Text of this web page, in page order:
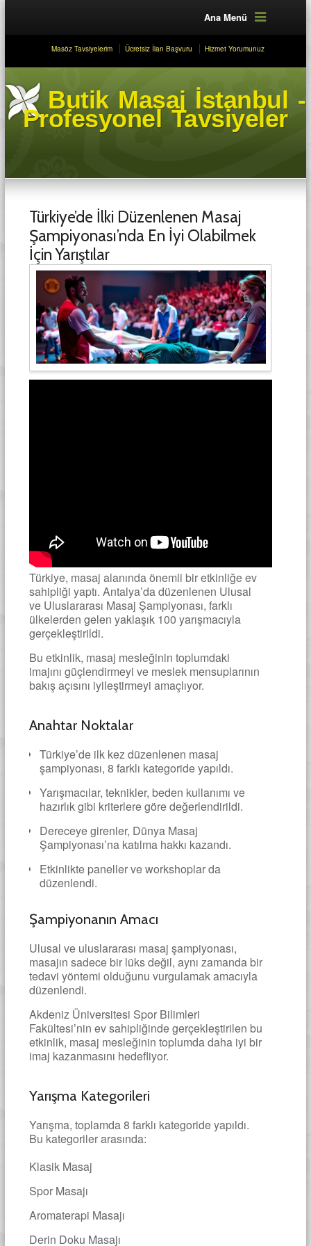
Ana Menü
Masöz Tavsiyelerim Ücretsiz İlan Başvuru Hizmet Yorumunuz
Butik Masaj İstanbul -
Profesyonel Tavsiyeler
Türkiye’de İlki Düzenlenen Masaj
Şampiyonası’nda En İyi Olabilmek
İçin Yarıştılar
Türkiye, masaj alanında önemli bir etkinliğe ev
sahipliği yaptı. Antalya’da düzenlenen Ulusal
ve Uluslararası Masaj Şampiyonası, farklı
ülkelerden gelen yaklaşık 100 yarışmacıyla
gerçekleştirildi.
Bu etkinlik, masaj mesleğinin toplumdaki
imajını güçlendirmeyi ve meslek mensuplarının
bakış açısını iyileştirmeyi amaçlıyor.
Anahtar Noktalar
Türkiye’de ilk kez düzenlenen masaj
şampiyonası, 8 farklı kategoride yapıldı.
Yarışmacılar, teknikler, beden kullanımı ve
hazırlık gibi kriterlere göre değerlendirildi.
Dereceye girenler, Dünya Masaj
Şampiyonası’na katılma hakkı kazandı.
Etkinlikte paneller ve workshoplar da
düzenlendi.
Şampiyonanın Amacı
Ulusal ve uluslararası masaj şampiyonası,
masajın sadece bir lüks değil, aynı zamanda bir
tedavi yöntemi olduğunu vurgulamak amacıyla
düzenlendi.
Akdeniz Üniversitesi Spor Bilimleri
Fakültesi’nin ev sahipliğinde gerçekleştirilen bu
etkinlik, masaj mesleğinin toplumda daha iyi bir
imaj kazanmasını hedefliyor.
Yarışma Kategorileri
Yarışma, toplamda 8 farklı kategoride yapıldı.
Bu kategoriler arasında:
Klasik Masaj
Spor Masajı
Aromaterapi Masajı
Derin Doku Masajı